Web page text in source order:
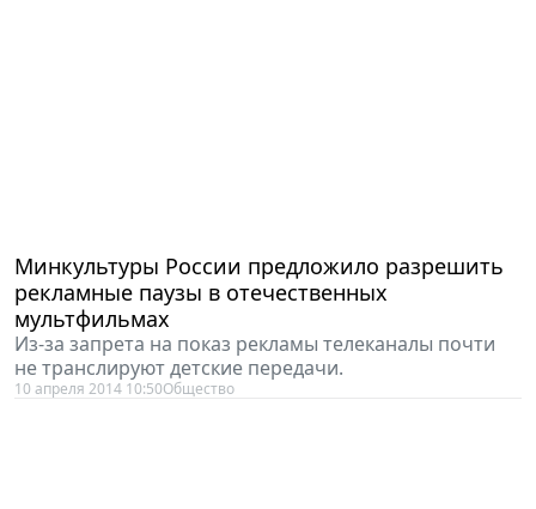
Минкультуры России предложило разрешить
рекламные паузы в отечественных
мультфильмах
Из-за запрета на показ рекламы телеканалы почти
не транслируют детские передачи.
10 апреля 2014 10:50Общество